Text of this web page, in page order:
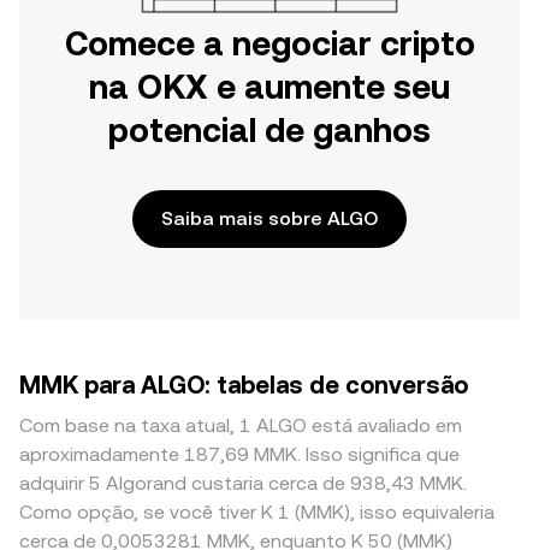
Comece a negociar cripto
na OKX e aumente seu
potencial de ganhos
Saiba mais sobre ALGO
MMK para ALGO: tabelas de conversão
Com base na taxa atual, 1 ALGO está avaliado em
aproximadamente 187,69 MMK. Isso significa que
adquirir 5 Algorand custaria cerca de 938,43 MMK.
Como opção, se você tiver K 1 (MMK), isso equivaleria
cerca de 0,0053281 MMK, enquanto K 50 (MMK)